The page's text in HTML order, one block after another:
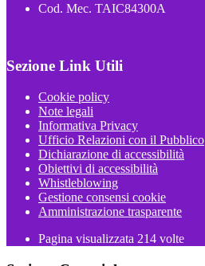
Cod. Mec. TAIC84300A
Sezione Link Utili
Cookie policy
Note legali
Informativa Privacy
Ufficio Relazioni con il Pubblico
Dichiarazione di accessibilità
Obiettivi di accessibilità
Whistleblowing
Gestione consensi cookie
Amministrazione trasparente
Pagina visualizzata 214 volte